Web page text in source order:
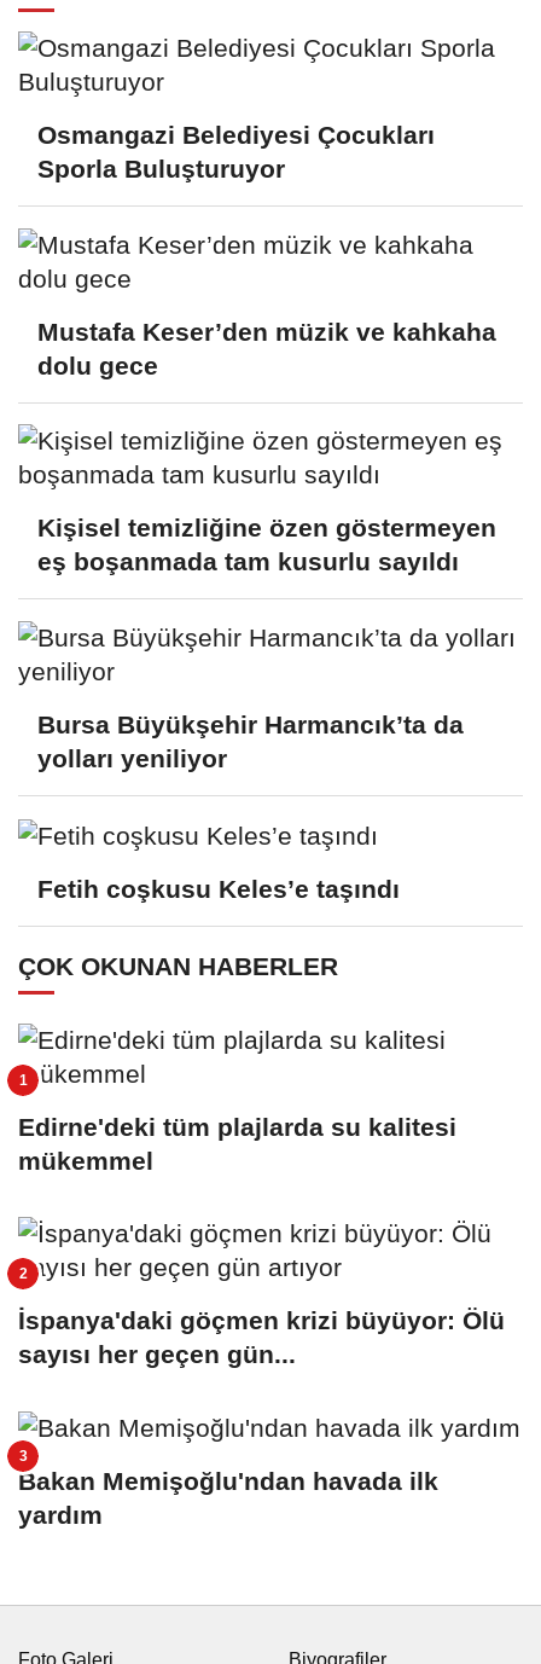
Osmangazi Belediyesi Çocukları
Sporla Buluşturuyor
Mustafa Keser’den müzik ve kahkaha
dolu gece
Kişisel temizliğine özen göstermeyen
eş boşanmada tam kusurlu sayıldı
Bursa Büyükşehir Harmancık’ta da
yolları yeniliyor
Fetih coşkusu Keles’e taşındı
ÇOK OKUNAN HABERLER
Edirne'deki tüm plajlarda su kalitesi
mükemmel
İspanya'daki göçmen krizi büyüyor: Ölü
sayısı her geçen gün...
Bakan Memişoğlu'ndan havada ilk
yardım
Foto Galeri Biyografiler